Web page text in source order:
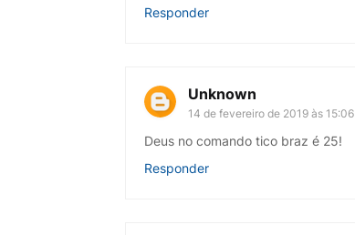
Responder
Unknown
14 de fevereiro de 2019 às 15:06
Deus no comando tico braz é 25!
Responder